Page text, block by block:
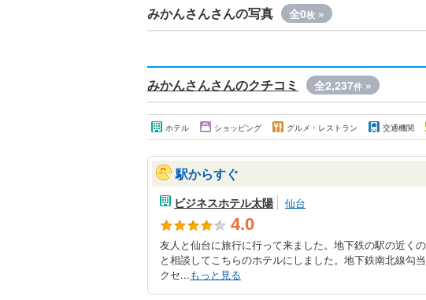
みかんさんさんの写真 全0枚 »
みかんさんさんのクチコミ 全2,237件 »
ホテル ショッピング グルメ・レストラン 交通機関
駅からすぐ
ビジネスホテル太陽 仙台
4.0
友人と仙台に旅行に行って来ました。地下鉄の駅の近く
と相談してこちらのホテルにしました。地下鉄南北線勾
クセ...もっと見る